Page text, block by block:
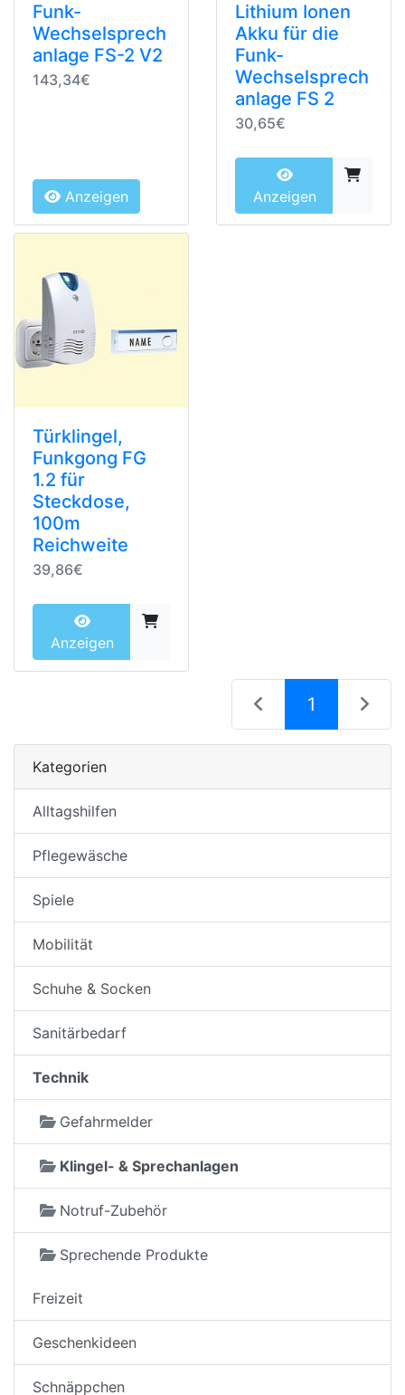
Funk-
Wechselsprech
anlage FS-2 V2
143,34€
Anzeigen
Lithium Ionen
Akku für die
Funk-
Wechselsprech
anlage FS 2
30,65€
Anzeigen
Türklingel,
Funkgong FG
1.2 für
Steckdose,
100m
Reichweite
39,86€
Anzeigen
1 (current)
Kategorien
Alltagshilfen
Pflegewäsche
Spiele
Mobilität
Schuhe & Socken
Sanitärbedarf
Technik
Gefahrmelder
Klingel- & Sprechanlagen
Notruf-Zubehör
Sprechende Produkte
Freizeit
Geschenkideen
Schnäppchen